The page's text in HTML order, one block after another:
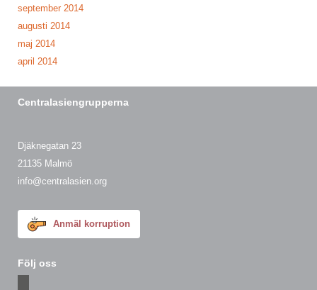
september 2014
augusti 2014
maj 2014
april 2014
Centralasiengrupperna
Djäknegatan 23
21135 Malmö
info@centralasien.org
Anmäl korruption
Följ oss